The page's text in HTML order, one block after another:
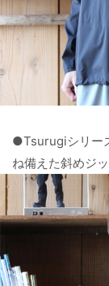
●Tsurugiシリー
ね備えた斜めジ